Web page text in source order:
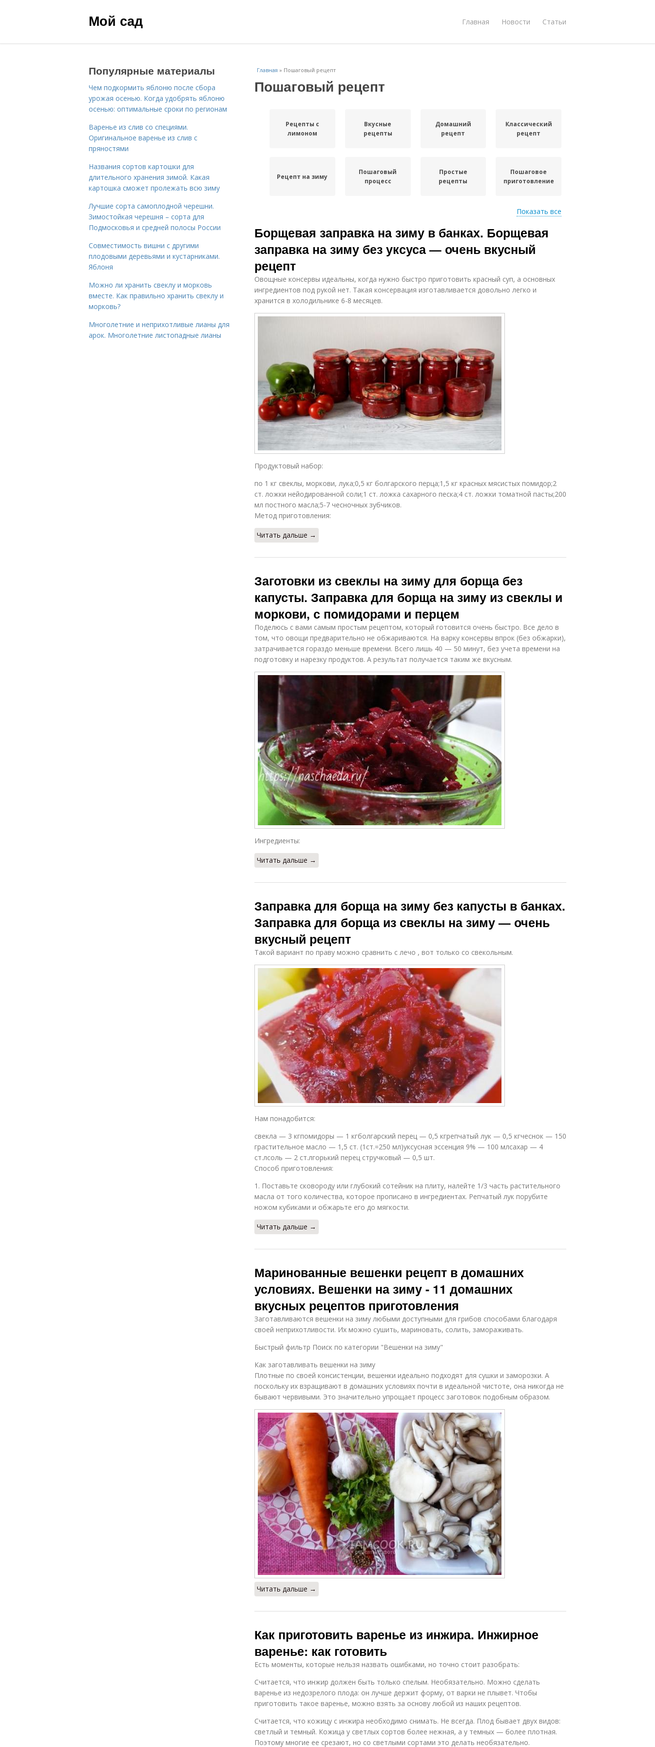
Мой сад Главная Новости Статьи
Главная » Пошаговый рецепт
Пошаговый рецепт
Рецепты с
лимоном
Вкусные
рецепты
Домашний
рецепт
Классический
рецепт
Рецепт на зиму
Пошаговый
процесс
Простые
рецепты
Пошаговое
приготовление
рецептах
рецепты
рецепты
Рецепты на зиму
описание
желатином
Рецепт без
Мамины
Необычные
Рецепт с варкой
Рецепт с
подробными
ингредиентами
Рецепт через
мясорубку
Рецепт с
зеленью
Рецепт с
чесноком
Интересные
рецепты
Показать все
Борщевая заправка на зиму в банках. Борщевая
заправка на зиму без уксуса — очень вкусный
рецепт
Овощные консервы идеальны, когда нужно быстро приготовить красный суп, а основных
ингредиентов под рукой нет. Такая консервация изготавливается довольно легко и
хранится в холодильнике 6-8 месяцев.
Продуктовый набор:
по 1 кг свеклы, моркови, лука;0,5 кг болгарского перца;1,5 кг красных мясистых помидор;2
ст. ложки нейодированной соли;1 ст. ложка сахарного песка;4 ст. ложки томатной пасты;200
мл постного масла;5-7 чесночных зубчиков.
Метод приготовления:
Читать дальше →
Заготовки из свеклы на зиму для борща без
капусты. Заправка для борща на зиму из свеклы и
моркови, с помидорами и перцем
Поделюсь с вами самым простым рецептом, который готовится очень быстро. Все дело в
том, что овощи предварительно не обжариваются. На варку консервы впрок (без обжарки),
затрачивается гораздо меньше времени. Всего лишь 40 — 50 минут, без учета времени на
подготовку и нарезку продуктов. А результат получается таким же вкусным.
Ингредиенты:
Читать дальше →
Заправка для борща на зиму без капусты в банках.
Заправка для борща из свеклы на зиму — очень
вкусный рецепт
Такой вариант по праву можно сравнить с лечо , вот только со свекольным.
Нам понадобится:
свекла — 3 кгпомидоры — 1 кгболгарский перец — 0,5 кгрепчатый лук — 0,5 кгчеснок — 150
грастительное масло — 1,5 ст. (1ст.=250 мл)уксусная эссенция 9% — 100 млсахар — 4
ст.лсоль — 2 ст.лгорький перец стручковый — 0,5 шт.
Способ приготовления:
1. Поставьте сковороду или глубокий сотейник на плиту, налейте 1/3 часть растительного
масла от того количества, которое прописано в ингредиентах. Репчатый лук порубите
ножом кубиками и обжарьте его до мягкости.
Читать дальше →
Маринованные вешенки рецепт в домашних
условиях. Вешенки на зиму - 11 домашних
вкусных рецептов приготовления
Заготавливаются вешенки на зиму любыми доступными для грибов способами благодаря
своей неприхотливости. Их можно сушить, мариновать, солить, замораживать.
Быстрый фильтр Поиск по категории "Вешенки на зиму"
Как заготавливать вешенки на зиму
Плотные по своей консистенции, вешенки идеально подходят для сушки и заморозки. А
поскольку их взращивают в домашних условиях почти в идеальной чистоте, она никогда не
бывают червивыми. Это значительно упрощает процесс заготовок подобным образом.
Читать дальше →
Как приготовить варенье из инжира. Инжирное
варенье: как готовить
Есть моменты, которые нельзя назвать ошибками, но точно стоит разобрать:
Считается, что инжир должен быть только спелым. Необязательно. Можно сделать
варенье из недозрелого плода: он лучше держит форму, от варки не плывет. Чтобы
приготовить такое варенье, можно взять за основу любой из наших рецептов.
Считается, что кожицу с инжира необходимо снимать. Не всегда. Плод бывает двух видов:
светлый и темный. Кожица у светлых сортов более нежная, а у темных — более плотная.
Поэтому многие ее срезают, но со светлыми сортами это делать необязательно.
Популярные материалы
Чем подкормить яблоню после сбора
урожая осенью. Когда удобрять яблоню
осенью: оптимальные сроки по регионам
Варенье из слив со специями.
Оригинальное варенье из слив с
пряностями
Названия сортов картошки для
длительного хранения зимой. Какая
картошка сможет пролежать всю зиму
Лучшие сорта самоплодной черешни.
Зимостойкая черешня – сорта для
Подмосковья и средней полосы России
Совместимость вишни с другими
плодовыми деревьями и кустарниками.
Яблоня
Можно ли хранить свеклу и морковь
вместе. Как правильно хранить свеклу и
морковь?
Многолетние и неприхотливые лианы для
арок. Многолетние листопадные лианы